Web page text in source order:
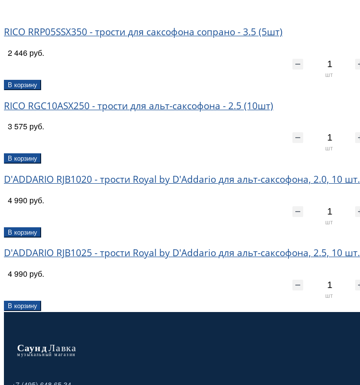
RICO RRP05SSX350 - трости для саксофона сопрано - 3.5 (5шт)
2 446 руб.
шт
В корзину
RICO RGC10ASX250 - трости для альт-саксофона - 2.5 (10шт)
3 575 руб.
шт
В корзину
D'ADDARIO RJB1020 - трости Royal by D'Addario для альт-саксофона, 2.0, 10 шт.
4 990 руб.
шт
В корзину
D'ADDARIO RJB1025 - трости Royal by D'Addario для альт-саксофона, 2.5, 10 шт.
4 990 руб.
шт
В корзину